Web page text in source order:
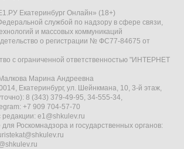
Екатеринбург Онлайн» (18+)
службой по надзору в сфере связи,
и массовых коммуникаций
о регистрации № ФС77-84675 от
с ограниченной ответственностью "ИНТЕРНЕТ
Марина Андреевна
Екатеринбург, ул. Шейнкмана, 10, 3-й этаж,
8 (343) 379-49-95, 34-555-34,
+7 909 704-57-70
e1@shkulev.ru
Роскомнадзора и государственных органов: